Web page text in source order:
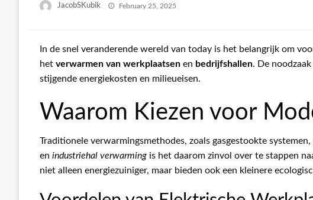
JacobSKubik
Posted
February 25, 2025
In de snel veranderende wereld van today is het belangrijk om
het verwarmen van werkplaatsen en bedrijfshallen. De
stijgende energiekosten en milieueisen.
Waarom Kiezen voor
Traditionele verwarmingsmethodes, zoals gasgestookte
en industriehal verwarming is het daarom zinvol over te stappen
niet alleen energiezuiniger, maar bieden ook een kleinere